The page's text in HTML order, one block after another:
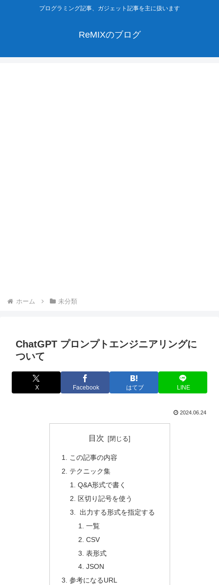
プログラミング記事、ガジェット記事を主に扱います
ReMIXのブログ
ホーム 未分類
ChatGPT プロンプトエンジニアリングに
ついて
X Facebook はてブ LINE
2024.06.24
目次
この記事の内容
テクニック集
Q&A形式で書く
区切り記号を使う
出力する形式を指定する
一覧
CSV
表形式
JSON
参考になるURL